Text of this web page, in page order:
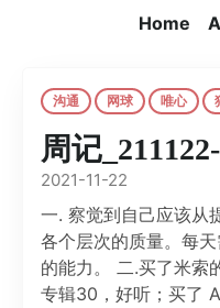
Home
沟通 网球 唯心
周记
2021-11-22
一. 察觉到自己应该从
各个层次的质量。每
的能力。 二.买了米索
专辑30，好听；买了